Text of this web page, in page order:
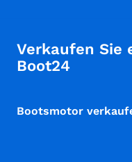
Verkaufen Sie
Boot24
Bootsmotor